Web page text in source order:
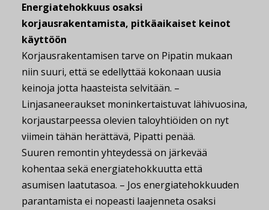
Energiatehokkuus osaksi
korjausrakentamista, pitkäaikaiset keinot
käyttöön
Korjausrakentamisen tarve on Pipatin mukaan
niin suuri, että se edellyttää kokonaan uusia
keinoja jotta haasteista selvitään. –
Linjasaneeraukset moninkertaistuvat lähivuosina,
korjaustarpeessa olevien taloyhtiöiden on nyt
viimein tähän herättävä, Pipatti penää.
Suuren remontin yhteydessä on järkevää
kohentaa sekä energiatehokkuutta että
asumisen laatutasoa. – Jos energiatehokkuuden
parantamista ei nopeasti laajenneta osaksi